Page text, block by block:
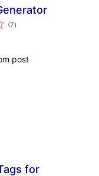
(7টা
মুঠ)
post
for